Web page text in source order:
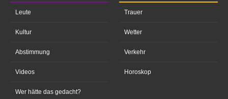
Leute
Kultur
Abstimmung
Videos
Wer hätte das gedacht?
Trauer
Wetter
Verkehr
Horoskop